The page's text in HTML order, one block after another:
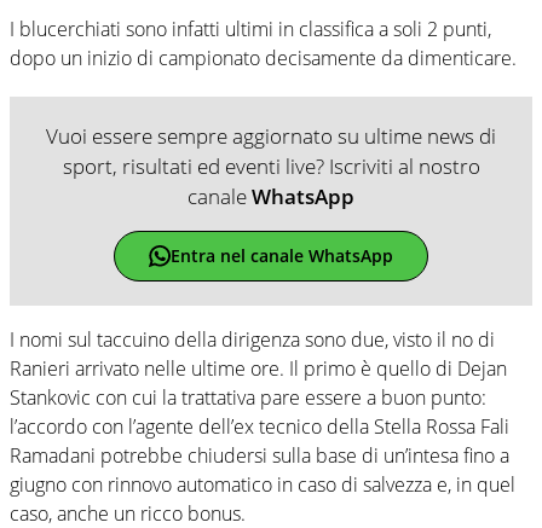
I blucerchiati sono infatti ultimi in classifica a soli 2 punti,
dopo un inizio di campionato decisamente da dimenticare.
Vuoi essere sempre aggiornato su ultime news di
sport, risultati ed eventi live? Iscriviti al nostro
canaleWhatsApp
Entra nel canale WhatsApp
I nomi sul taccuino della dirigenza sono due, visto il no di
Ranieri arrivato nelle ultime ore. Il primo è quello di Dejan
Stankovic con cui la trattativa pare essere a buon punto:
l’accordo con l’agente dell’ex tecnico della Stella Rossa Fali
Ramadani potrebbe chiudersi sulla base di un’intesa fino a
giugno con rinnovo automatico in caso di salvezza e, in quel
caso, anche un ricco bonus.